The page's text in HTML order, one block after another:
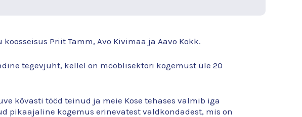
Priit Tamm, Avo Kivimaa ja Aavo Kokk.
tegevjuht, kellel on mööblisektori kogemust üle 20
kõvasti tööd teinud ja meie Kose tehases valmib iga
pikaajaline kogemus erinevatest valdkondadest, mis on